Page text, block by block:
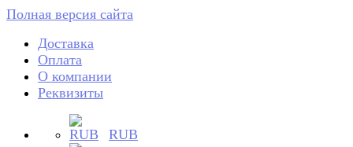
Полная версия сайта
Доставка
Оплата
О компании
Реквизиты
RUB